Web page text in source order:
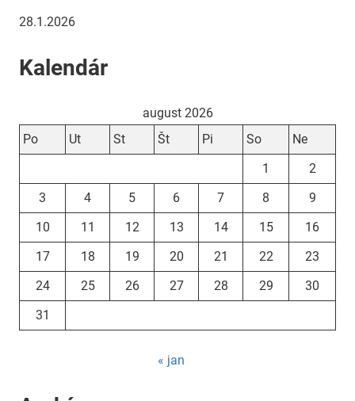
28.1.2026
Kalendár
august 2026
Po
Ut St Št Pi So
Ne
1
2
3
4 5 6 7 8
9
10
11 12 13 14 15
16
17
18 19 20 21 22
23
24
25 26 27 28 29
30
31
« jan